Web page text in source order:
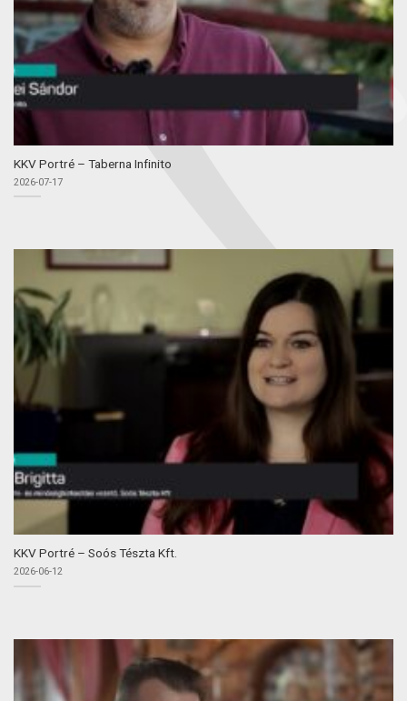
KKV Portré – Taberna Infinito
2026-07-17
KKV Portré – Soós Tészta Kft.
2026-06-12